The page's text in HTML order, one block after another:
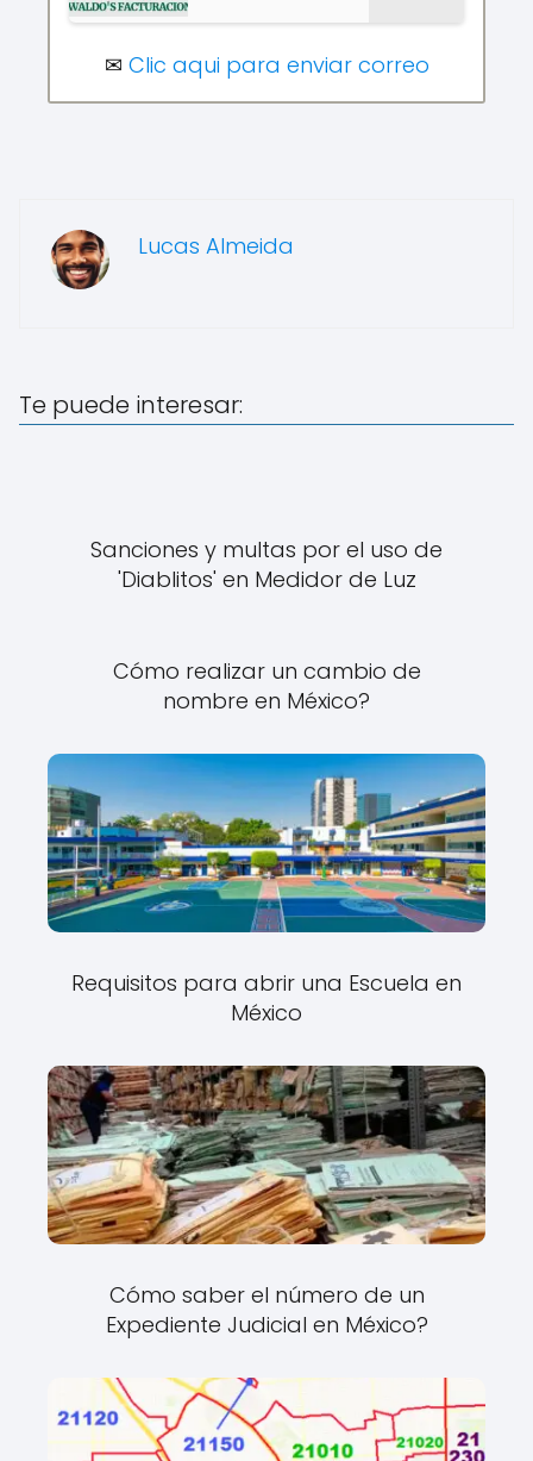
✉ Clic aqui para enviar correo
Lucas Almeida
Te puede interesar:
Sanciones y multas por el uso de
'Diablitos' en Medidor de Luz
Cómo realizar un cambio de
nombre en México?
Requisitos para abrir una Escuela en
México
Cómo saber el número de un
Expediente Judicial en México?